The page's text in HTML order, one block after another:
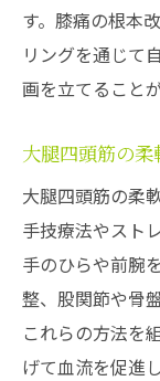
す。膝痛の根本
リングを通じて
画を立てること
大腿四頭筋の
大腿四頭筋の柔
手技療法やスト
手のひらや前腕
整、股関節や骨
これらの方法を
げて血流を促進